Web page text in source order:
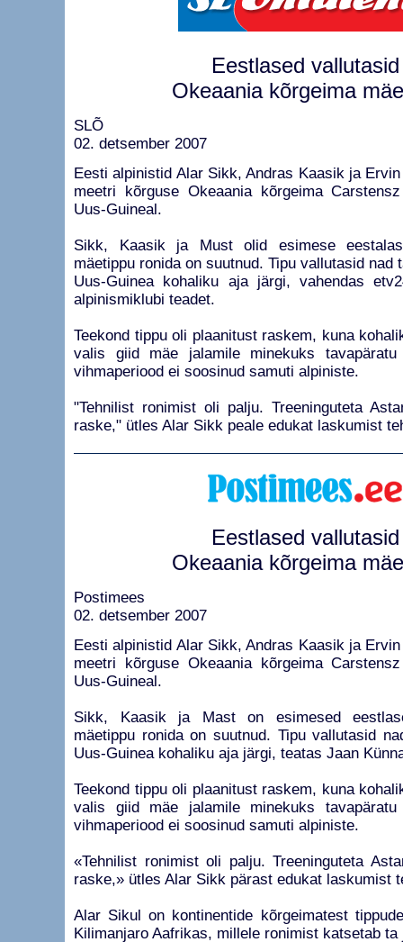
Eestlased vallutasid
Okeaania kõrgeima
SLÕ
02. detsember 2007
Eesti alpinistid Alar Sikk, Andras Kaasik ja
meetri kõrguse Okeaania kõrgeima
Uus-Guineal.
Sikk, Kaasik ja Must olid esimese
mäetippu ronida on suutnud. Tipu vallutasid nad
Uus-Guinea kohaliku aja järgi, vahendas
alpinismiklubi teadet.
Teekond tippu oli plaanitust raskem, kuna
valis giid mäe jalamile minekuks tavapäratu
vihmaperiood ei soosinud samuti alpiniste.
"Tehnilist ronimist oli palju. Treeninguteta
raske," ütles Alar Sikk peale edukat laskumist
Eestlased vallutasid
Okeaania kõrgeima
Postimees
02. detsember 2007
Eesti alpinistid Alar Sikk, Andras Kaasik ja
meetri kõrguse Okeaania kõrgeima
Uus-Guineal.
Sikk, Kaasik ja Mast on esimesed
mäetippu ronida on suutnud. Tipu vallutasid
Uus-Guinea kohaliku aja järgi, teatas Jaan
Teekond tippu oli plaanitust raskem, kuna
valis giid mäe jalamile minekuks tavapäratu
vihmaperiood ei soosinud samuti alpiniste.
«Tehnilist ronimist oli palju. Treeninguteta
raske,» ütles Alar Sikk pärast edukat laskumist
Alar Sikul on kontinentide kõrgeimatest
Kilimanjaro Aafrikas, millele ronimist katsetab ta